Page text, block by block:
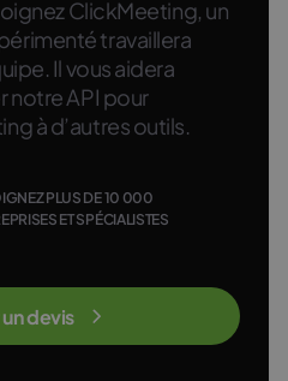
PLUS DE 10 000
ET SPÉCIALISTES
ClickMeeting, un
travaillera
Il vous aidera
notre API pour
à d’autres outils.
devis